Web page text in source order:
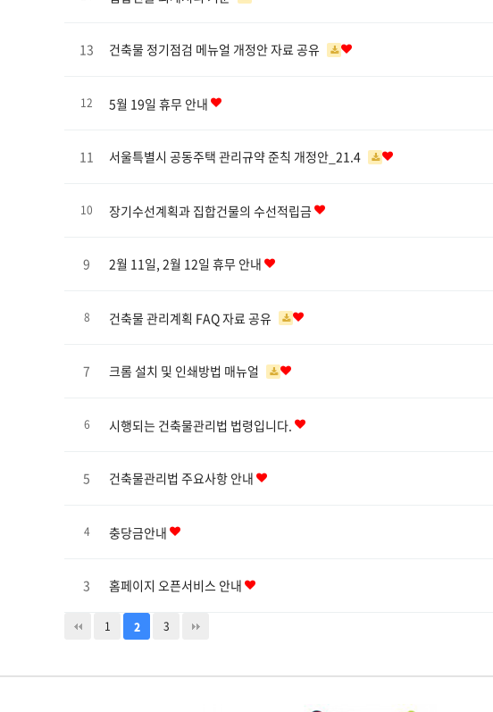
13 건축물 정기점검 메뉴얼 개정안 자료 공유
12 5월 19일 휴무 안내
11 서울특별시 공동주택 관리규약 준칙 개정안_21.4
10 장기수선계획과 집합건물의 수선적립금
9 2월 11일, 2월 12일 휴무 안내
8 건축물 관리계획 FAQ 자료 공유
7 크롬 설치 및 인쇄방법 매뉴얼
6 시행되는 건축물관리법 법령입니다.
5 건축물관리법 주요사항 안내
4 충당금안내
3 홈페이지 오픈서비스 안내
1 2 3